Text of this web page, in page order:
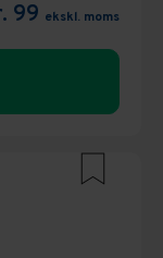
99 ekskl. moms